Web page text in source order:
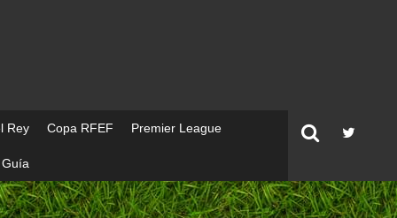
Rey Copa RFEF Premier League
Guía